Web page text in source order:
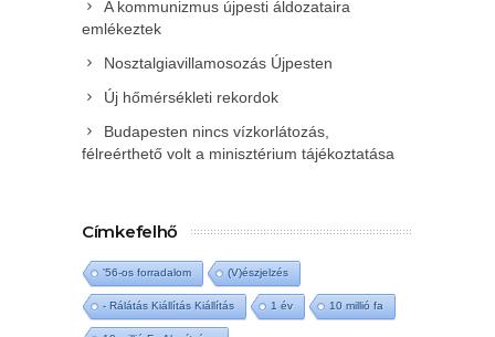
A kommunizmus újpesti áldozataira
emlékeztek
Nosztalgiavillamosozás Újpesten
Új hőmérsékleti rekordok
Budapesten nincs vízkorlátozás,
félreérthető volt a minisztérium tájékoztatása
Címkefelhő
'56-os forradalom (V)észjelzés
- Rálátás Kiállítás Kiállítás 1 év 10 millió fa